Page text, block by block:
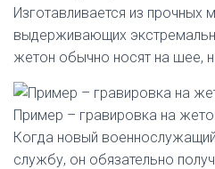
Изготавливается из прочных
выдерживающих
жетон обычно носят на шее,
Пример – гравировка на
Когда новый военнослужащий
службу, он обязательно